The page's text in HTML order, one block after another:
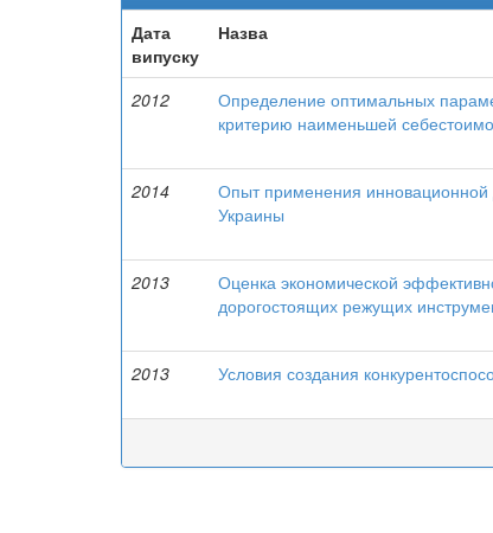
Дата
випуску
Назва
2012
Определение оптимальных
критерию наименьшей
2014
Опыт применения инновационной
Украины
2013
Оценка экономической
дорогостоящих режущих
2013
Условия создания